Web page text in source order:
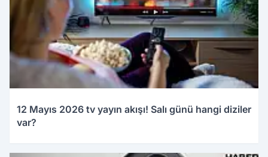
12 Mayıs 2026 tv yayın akışı! Salı günü hangi diziler
var?
12.05.2026 01:11